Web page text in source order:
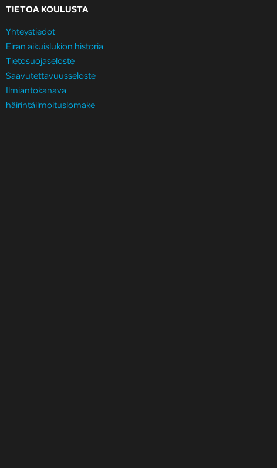
TIETOA KOULUSTA
Yhteystiedot
Eiran aikuislukion historia
Tietosuojaseloste
Saavutettavuusseloste
Ilmiantokanava
häirintäilmoituslomake